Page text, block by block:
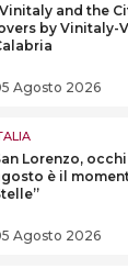
and the
by Vinitaly-
Agosto 2026
Lorenzo,
è il
Agosto 2026